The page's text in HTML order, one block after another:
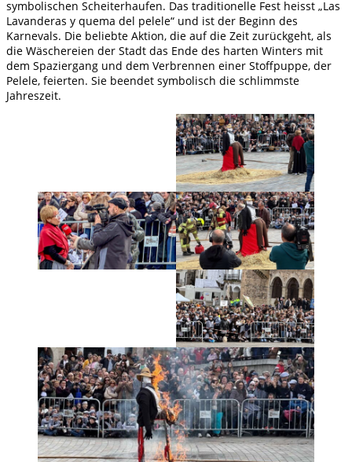
symbolischen Scheiterhaufen. Das traditionelle Fest heisst „Las
Lavanderas y quema del pelele“ und ist der Beginn des
Karnevals. Die beliebte Aktion, die auf die Zeit zurückgeht, als
die Wäschereien der Stadt das Ende des harten Winters mit
dem Spaziergang und dem Verbrennen einer Stoffpuppe, der
Pelele, feierten. Sie beendet symbolisch die schlimmste
Jahreszeit.